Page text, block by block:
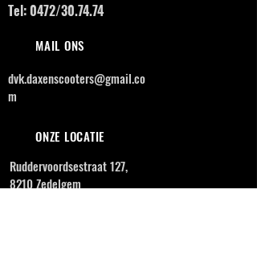
Tel: 0472/30.74.74
MAIL ONS
dvk.daxenscooters@gmail.co
m
ONZE LOCATIE
Ruddervoordsestraat 127,
8210 Zedelgem